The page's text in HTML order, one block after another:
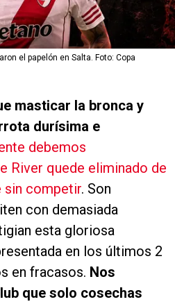
el papelón en Salta. Foto: Copa
masticar la bronca y
durísima e
debemos
River quede eliminado de
sin competir. Son
con demasiada
esta gloriosa
en los últimos 2
en fracasos. Nos
que solo cosechas